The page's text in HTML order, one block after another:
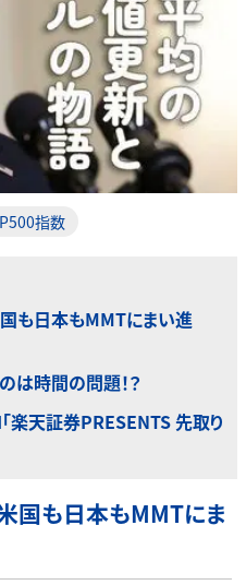
指数
も日本もMMTにまい進
は時間の問題！？
楽天証券PRESENTS 先取り
国も日本もMMTにま